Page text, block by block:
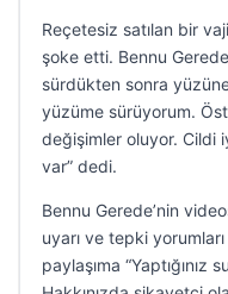
Reçetesiz satılan bir
şoke etti. Bennu
sürdükten sonra
yüzüme sürüyorum.
değişimler oluyor. Cildi
var” dedi.
Bennu Gerede’nin
uyarı ve tepki
paylaşıma “Yaptığınız